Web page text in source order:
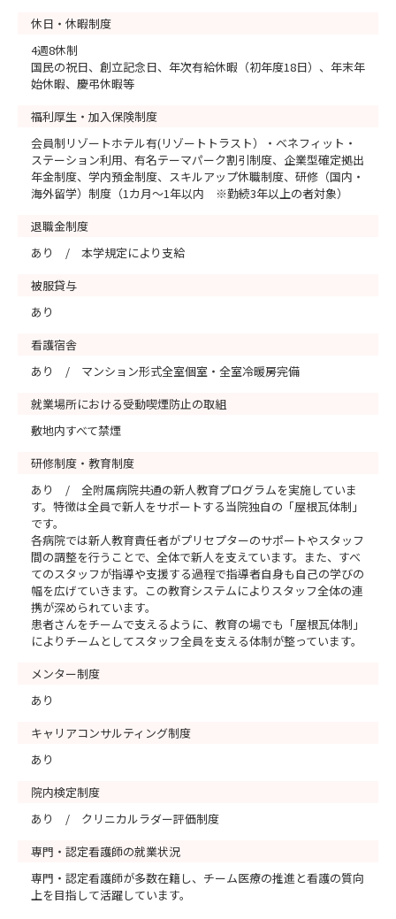
休日・休暇制度
4週8休制
国民の祝日、創立記念日、年次有給休暇（初年度18日）、年末年
始休暇、慶弔休暇等
福利厚生・加入保険制度
会員制リゾートホテル有(リゾートトラスト）・ベネフィット・
ステーション利用、有名テーマパーク割引制度、企業型確定拠出
年金制度、学内預金制度、スキルアップ休職制度、研修（国内・
海外留学）制度（1カ月～1年以内 ※勤続3年以上の者対象）
退職金制度
あり / 本学規定により支給
被服貸与
あり
看護宿舎
あり / マンション形式全室個室・全室冷暖房完備
就業場所における受動喫煙防止の取組
敷地内すべて禁煙
研修制度・教育制度
あり / 全附属病院共通の新人教育プログラムを実施していま
す。特徴は全員で新人をサポートする当院独自の「屋根瓦体制」
です。
各病院では新人教育責任者がプリセプターのサポートやスタッフ
間の調整を行うことで、全体で新人を支えています。また、すべ
てのスタッフが指導や支援する過程で指導者自身も自己の学びの
幅を広げていきます。この教育システムによりスタッフ全体の連
携が深められています。
患者さんをチームで支えるように、教育の場でも「屋根瓦体制」
によりチームとしてスタッフ全員を支える体制が整っています。
メンター制度
あり
キャリアコンサルティング制度
あり
院内検定制度
あり / クリニカルラダー評価制度
専門・認定看護師の就業状況
専門・認定看護師が多数在籍し、チーム医療の推進と看護の質向
上を目指して活躍しています。